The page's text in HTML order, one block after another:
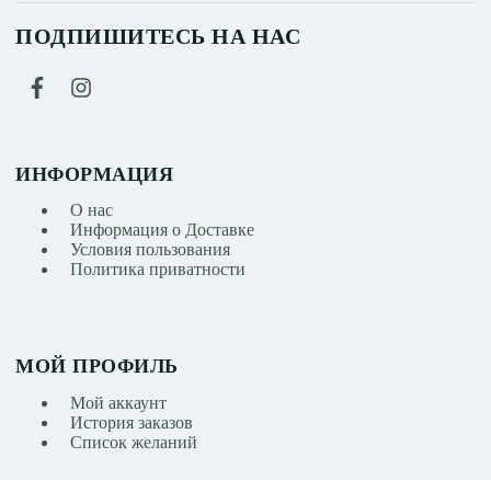
ПОДПИШИТЕСЬ НА НАС
ИНФОРМАЦИЯ
О нас
Информация о Доставке
Условия пользования
Политика приватности
МОЙ ПРОФИЛЬ
Мой аккаунт
История заказов
Список желаний